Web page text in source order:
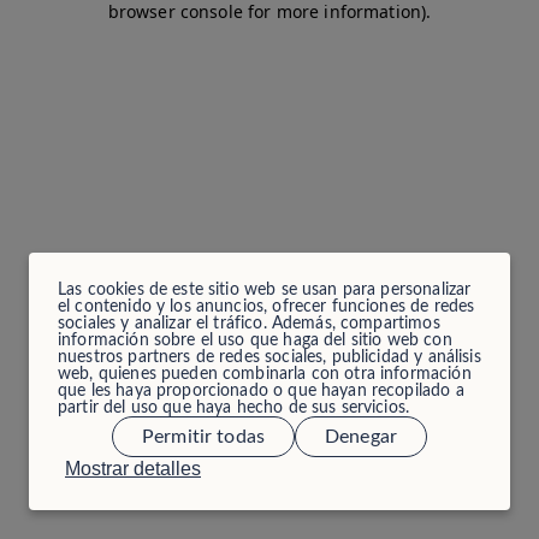
Las cookies de este sitio web se usan para personalizar
el contenido y los anuncios, ofrecer funciones de redes
sociales y analizar el tráfico. Además, compartimos
información sobre el uso que haga del sitio web con
nuestros partners de redes sociales, publicidad y análisis
web, quienes pueden combinarla con otra información
que les haya proporcionado o que hayan recopilado a
partir del uso que haya hecho de sus servicios.
Mostrar detalles
Permitir todas Denegar
browser console for more information).